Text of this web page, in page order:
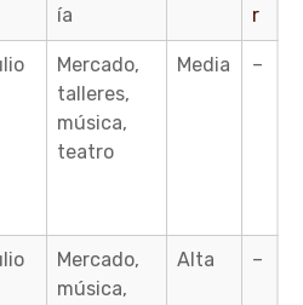
ía
r
Mercado,
talleres,
música,
teatro
Media –
Mercado,
música,
Alta –